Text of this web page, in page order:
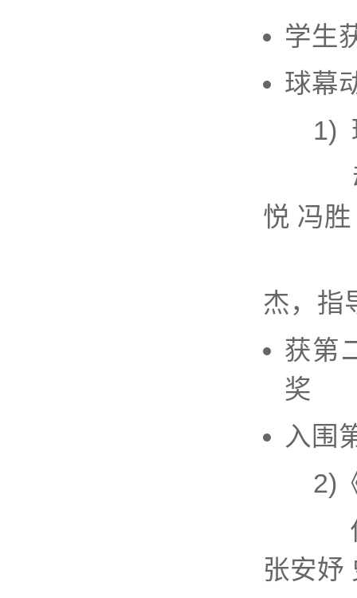
学生
球幕
1) 球
动画
悦 冯
杰，指
获第
奖
入围
2)《
作者
张安妤